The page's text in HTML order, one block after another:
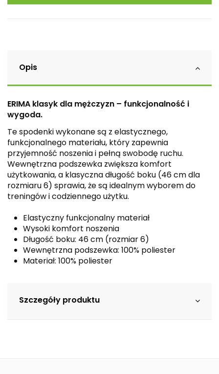
Opis
ERIMA klasyk dla mężczyzn – funkcjonalność i
wygoda.
Te spodenki wykonane są z elastycznego,
funkcjonalnego materiału, który zapewnia
przyjemność noszenia i pełną swobodę ruchu.
Wewnętrzna podszewka zwiększa komfort
użytkowania, a klasyczna długość boku (46 cm dla
rozmiaru 6) sprawia, że są idealnym wyborem do
treningów i codziennego użytku.
Elastyczny funkcjonalny materiał
Wysoki komfort noszenia
Długość boku: 46 cm (rozmiar 6)
Wewnętrzna podszewka: 100% poliester
Materiał: 100% poliester
Szczegóły produktu